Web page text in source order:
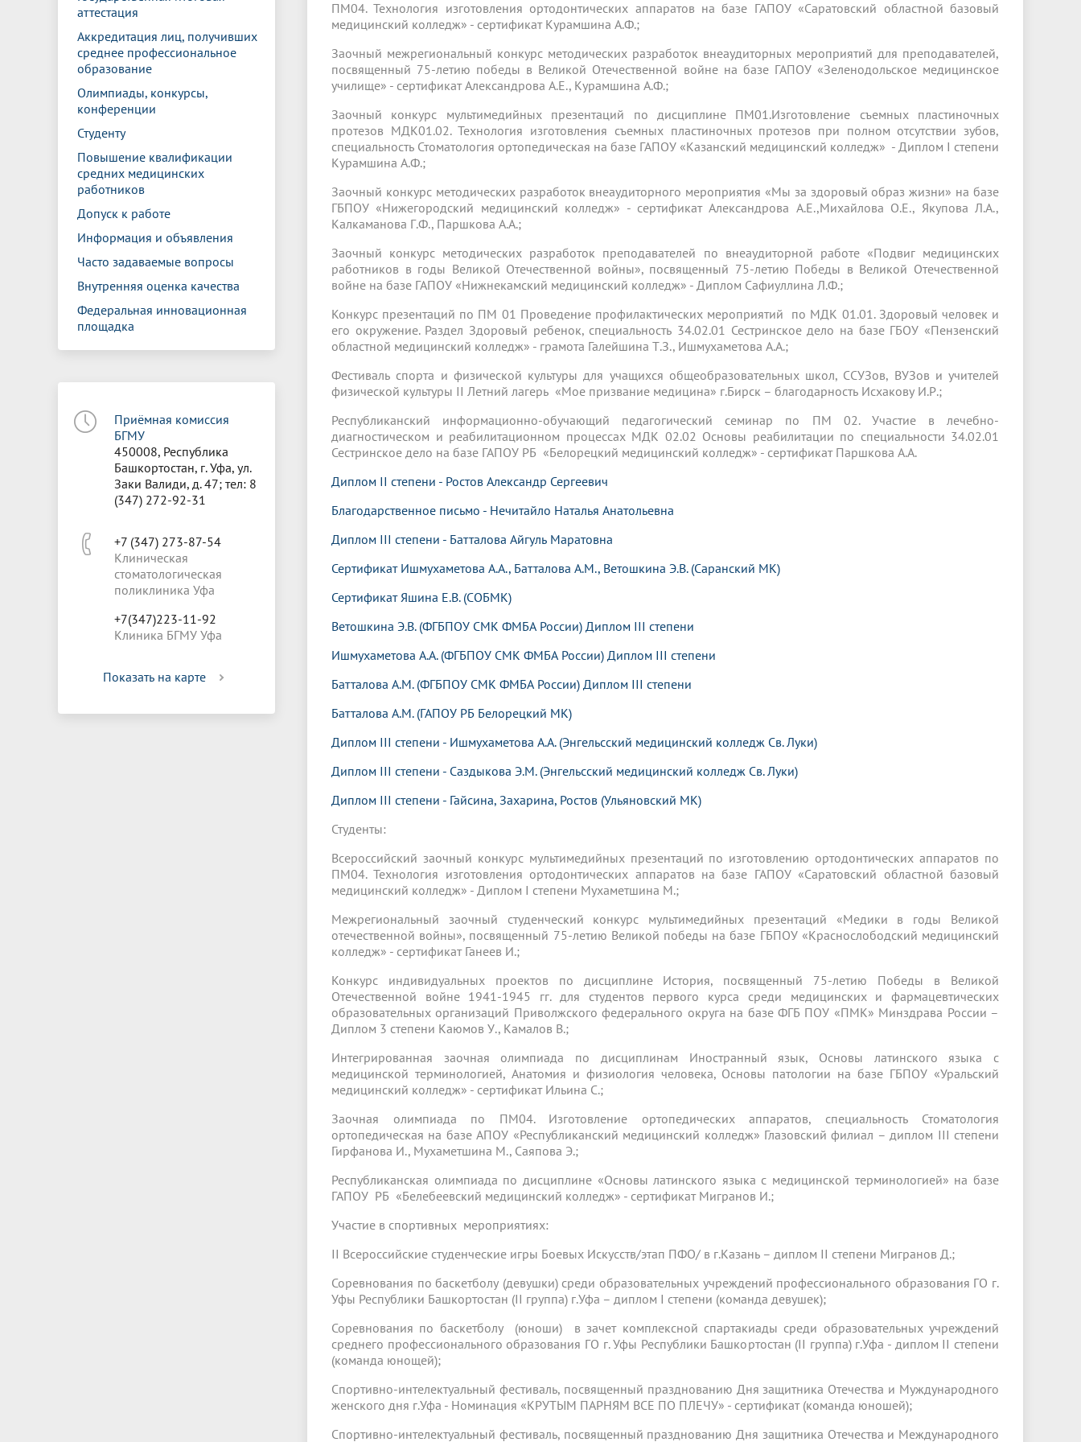
аттестация
Аккредитация лиц, получивших
среднее профессиональное
образование
Олимпиады, конкурсы,
конференции
Студенту
Повышение квалификации
средних медицинских
работников
Допуск к работе
Информация и объявления
Часто задаваемые вопросы
Внутренняя оценка качества
Федеральная инновационная
площадка
Приёмная комиссия
БГМУ
450008, Республика
Башкортостан, г. Уфа, ул.
Заки Валиди, д. 47; тел: 8
(347) 272-92-31
+7 (347) 273-87-54
Клиническая
стоматологическая
поликлиника Уфа
+7(347)223-11-92
Клиника БГМУ Уфа
Показать на карте
ПМ04. Технология изготовления ортодонтических аппаратов на базе ГАПОУ «Саратовский областной базовый
медицинский колледж» - сертификат Курамшина А.Ф.;
Заочный межрегиональный конкурс методических разработок внеаудиторных мероприятий для преподавателей,
посвященный 75-летию победы в Великой Отечественной войне на базе ГАПОУ «Зеленодольское медицинское
училище» - сертификат Александрова А.Е., Курамшина А.Ф.;
Заочный конкурс мультимедийных презентаций по дисциплине ПМ01.Изготовление съемных пластиночных
протезов МДК01.02. Технология изготовления съемных пластиночных протезов при полном отсутствии зубов,
специальность Стоматология ортопедическая на базе ГАПОУ «Казанский медицинский колледж» - Диплом I степени
Курамшина А.Ф.;
Заочный конкурс методических разработок внеаудиторного мероприятия «Мы за здоровый образ жизни» на базе
ГБПОУ «Нижегородский медицинский колледж» - сертификат Александрова А.Е.,Михайлова О.Е., Якупова Л.А.,
Калкаманова Г.Ф., Паршкова А.А.;
Заочный конкурс методических разработок преподавателей по внеаудиторной работе «Подвиг медицинских
работников в годы Великой Отечественной войны», посвященный 75-летию Победы в Великой Отечественной
войне на базе ГАПОУ «Нижнекамский медицинский колледж» - Диплом Сафиуллина Л.Ф.;
Конкурс презентаций по ПМ 01 Проведение профилактических мероприятий по МДК 01.01. Здоровый человек и
его окружение. Раздел Здоровый ребенок, специальность 34.02.01 Сестринское дело на базе ГБОУ «Пензенский
областной медицинский колледж» - грамота Галейшина Т.З., Ишмухаметова А.А.;
Фестиваль спорта и физической культуры для учащихся общеобразовательных школ, ССУЗов, ВУЗов и учителей
физической культуры II Летний лагерь «Мое призвание медицина» г.Бирск – благодарность Исхакову И.Р.;
Республиканский информационно-обучающий педагогический семинар по ПМ 02. Участие в лечебно-
диагностическом и реабилитационном процессах МДК 02.02 Основы реабилитации по специальности 34.02.01
Сестринское дело на базе ГАПОУ РБ «Белорецкий медицинский колледж» - сертификат Паршкова А.А.
Диплом II степени - Ростов Александр Сергеевич
Благодарственное письмо - Нечитайло Наталья Анатольевна
Диплом III степени - Батталова Айгуль Маратовна
Сертификат Ишмухаметова А.А., Батталова А.М., Ветошкина Э.В. (Саранский МК)
Сертификат Яшина Е.В. (СОБМК)
Ветошкина Э.В. (ФГБПОУ СМК ФМБА России) Диплом III степени
Ишмухаметова А.А. (ФГБПОУ СМК ФМБА России) Диплом III степени
Батталова А.М. (ФГБПОУ СМК ФМБА России) Диплом III степени
Батталова А.М. (ГАПОУ РБ Белорецкий МК)
Диплом III степени - Ишмухаметова А.А. (Энгельсский медицинский колледж Св. Луки)
Диплом III степени - Саздыкова Э.М. (Энгельсский медицинский колледж Св. Луки)
Диплом III степени - Гайсина, Захарина, Ростов (Ульяновский МК)
Студенты:
Всероссийский заочный конкурс мультимедийных презентаций по изготовлению ортодонтических аппаратов по
ПМ04. Технология изготовления ортодонтических аппаратов на базе ГАПОУ «Саратовский областной базовый
медицинский колледж» - Диплом I степени Мухаметшина М.;
Межрегиональный заочный студенческий конкурс мультимедийных презентаций «Медики в годы Великой
отечественной войны», посвященный 75-летию Великой победы на базе ГБПОУ «Краснослободский медицинский
колледж» - сертификат Ганеев И.;
Конкурс индивидуальных проектов по дисциплине История, посвященный 75-летию Победы в Великой
Отечественной войне 1941-1945 гг. для студентов первого курса среди медицинских и фармацевтических
образовательных организаций Приволжского федерального округа на базе ФГБ ПОУ «ПМК» Минздрава России –
Диплом 3 степени Каюмов У., Камалов В.;
Интегрированная заочная олимпиада по дисциплинам Иностранный язык, Основы латинского языка с
медицинской терминологией, Анатомия и физиология человека, Основы патологии на базе ГБПОУ «Уральский
медицинский колледж» - сертификат Ильина С.;
Заочная олимпиада по ПМ04. Изготовление ортопедических аппаратов, специальность Стоматология
ортопедическая на базе АПОУ «Республиканский медицинский колледж» Глазовский филиал – диплом III степени
Гирфанова И., Мухаметшина М., Саяпова Э.;
Республиканская олимпиада по дисциплине «Основы латинского языка с медицинской терминологией» на базе
ГАПОУ РБ «Белебеевский медицинский колледж» - сертификат Мигранов И.;
Участие в спортивных мероприятиях:
II Всероссийские студенческие игры Боевых Искусств/этап ПФО/ в г.Казань – диплом II степени Мигранов Д.;
Соревнования по баскетболу (девушки) среди образовательных учреждений профессионального образования ГО г.
Уфы Республики Башкортостан (II группа) г.Уфа – диплом I степени (команда девушек);
Соревнования по баскетболу (юноши) в зачет комплексной спартакиады среди образовательных учреждений
среднего профессионального образования ГО г. Уфы Республики Башкортостан (II группа) г.Уфа - диплом II степени
(команда юнощей);
Спортивно-интелектуальный фестиваль, посвященный празднованию Дня защитника Отечества и Муждународного
женского дня г.Уфа - Номинация «КРУТЫМ ПАРНЯМ ВСЕ ПО ПЛЕЧУ» - сертификат (команда юношей);
Спортивно-интелектуальный фестиваль, посвященный празднованию Дня защитника Отечества и Международного